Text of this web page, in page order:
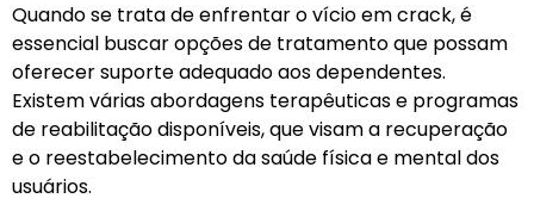
Quando se trata de enfrentar o vício em crack, é
essencial buscar opções de tratamento que possam
oferecer suporte adequado aos dependentes.
Existem várias abordagens terapêuticas e programas
de reabilitação disponíveis, que visam a recuperação
e o reestabelecimento da saúde física e mental dos
usuários.